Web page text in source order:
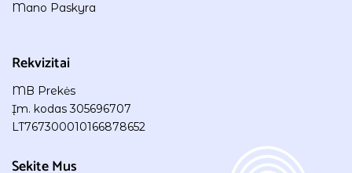
Mano Paskyra
Rekvizitai
MB Prekės
Įm. kodas 305696707
LT767300010166878652
Sekite Mus